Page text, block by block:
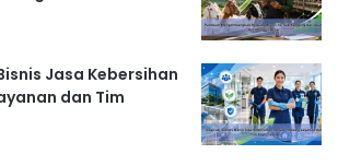
Jasa Kebersihan
dan Tim